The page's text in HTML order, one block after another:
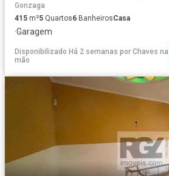
Gonzaga
415 m²5 Quartos6 BanheirosCasa
·Garagem
Disponibilizado Há 2 semanas por Chaves na
mão